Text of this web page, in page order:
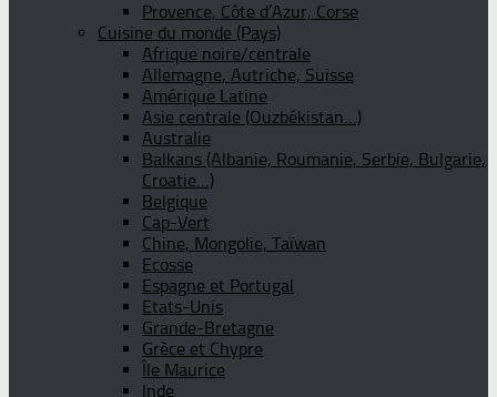
Provence, Côte d’Azur, Corse
Cuisine du monde (Pays)
Afrique noire/centrale
Allemagne, Autriche, Suisse
Amérique Latine
Asie centrale (Ouzbékistan…)
Australie
Balkans (Albanie, Roumanie, Serbie, Bulgarie,
Croatie…)
Belgique
Cap-Vert
Chine, Mongolie, Taïwan
Ecosse
Espagne et Portugal
Etats-Unis
Grande-Bretagne
Grèce et Chypre
Île Maurice
Inde